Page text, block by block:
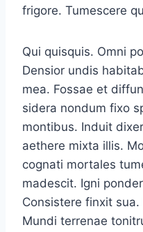
frigore. Tumescere
Qui quisquis. Omni
Densior undis
mea. Fossae et
sidera nondum fixo
montibus. Induit
aethere mixta illis.
cognati mortales
madescit. Igni
Consistere finxit
Mundi terrenae